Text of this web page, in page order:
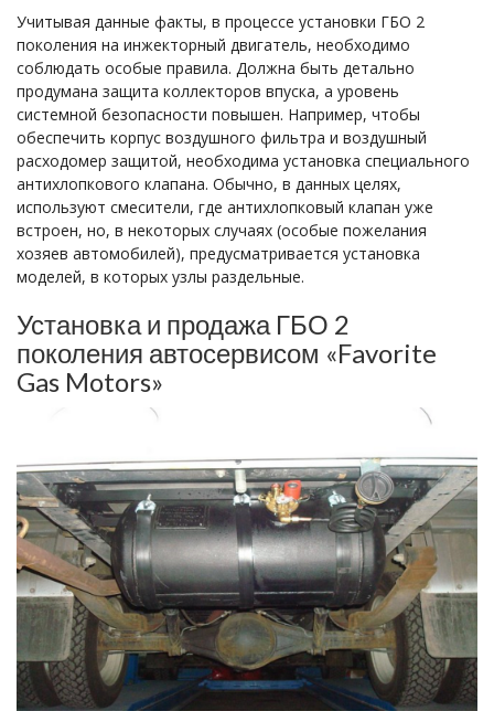
Учитывая данные факты, в процессе установки ГБО 2
поколения на инжекторный двигатель, необходимо
соблюдать особые правила. Должна быть детально
продумана защита коллекторов впуска, а уровень
системной безопасности повышен. Например, чтобы
обеспечить корпус воздушного фильтра и воздушный
расходомер защитой, необходима установка специального
антихлопкового клапана. Обычно, в данных целях,
используют смесители, где антихлопковый клапан уже
встроен, но, в некоторых случаях (особые пожелания
хозяев автомобилей), предусматривается установка
моделей, в которых узлы раздельные.
Установка и продажа ГБО 2
поколения автосервисом «Favorite
Gas Motors»